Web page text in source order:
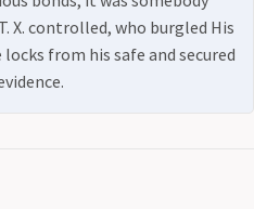
X. controlled, who burgled His
from his safe and secured